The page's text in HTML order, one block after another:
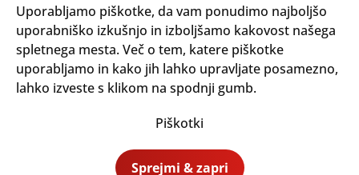
Savska loka 4
4000 Kranj, Slovenija
Telephone: +(386) 4 206 4000
Email: info@iskraemeco.com
Uporabljamo piškotke, da vam ponudimo najboljšo
uporabniško izkušnjo in izboljšamo kakovost našega
spletnega mesta. Več o tem, katere piškotke
uporabljamo in kako jih lahko upravljate posamezno,
lahko izveste s klikom na spodnji gumb.
Piškotki
Sprejmi & zapri